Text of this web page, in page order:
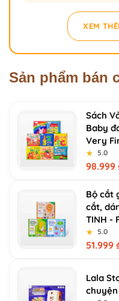
XEM
Sản phẩm bán
Sách
Baby
Very
★
★ 5.0
98.999
Bộ cắt
cắt,
TINH -
★
★ 5.0
51.999
Lala